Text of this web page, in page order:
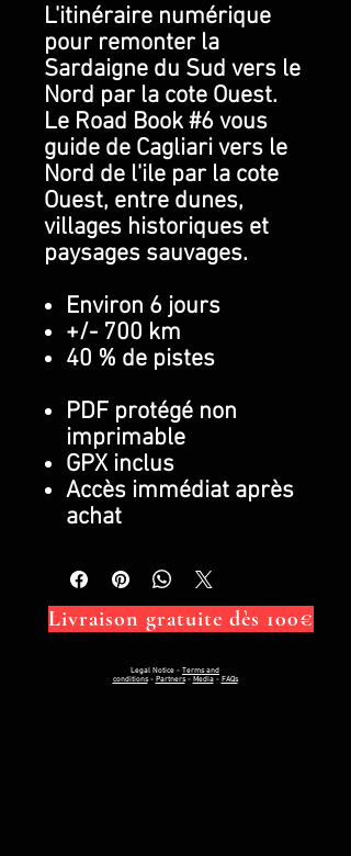
L'itinéraire numérique
pour remonter la
Sardaigne du Sud vers le
Nord par la cote Ouest.
Le Road Book #6 vous
guide de Cagliari vers le
Nord de l'ile par la cote
Ouest, entre dunes,
villages historiques et
paysages sauvages.
Environ 6 jours
+/- 700 km
40 % de pistes
PDF protégé non
imprimable
GPX inclus
Accès immédiat après
achat
Livraison gratuite dès 100€
Legal Notice - Terms and
conditions - Partners - Media - FAQs